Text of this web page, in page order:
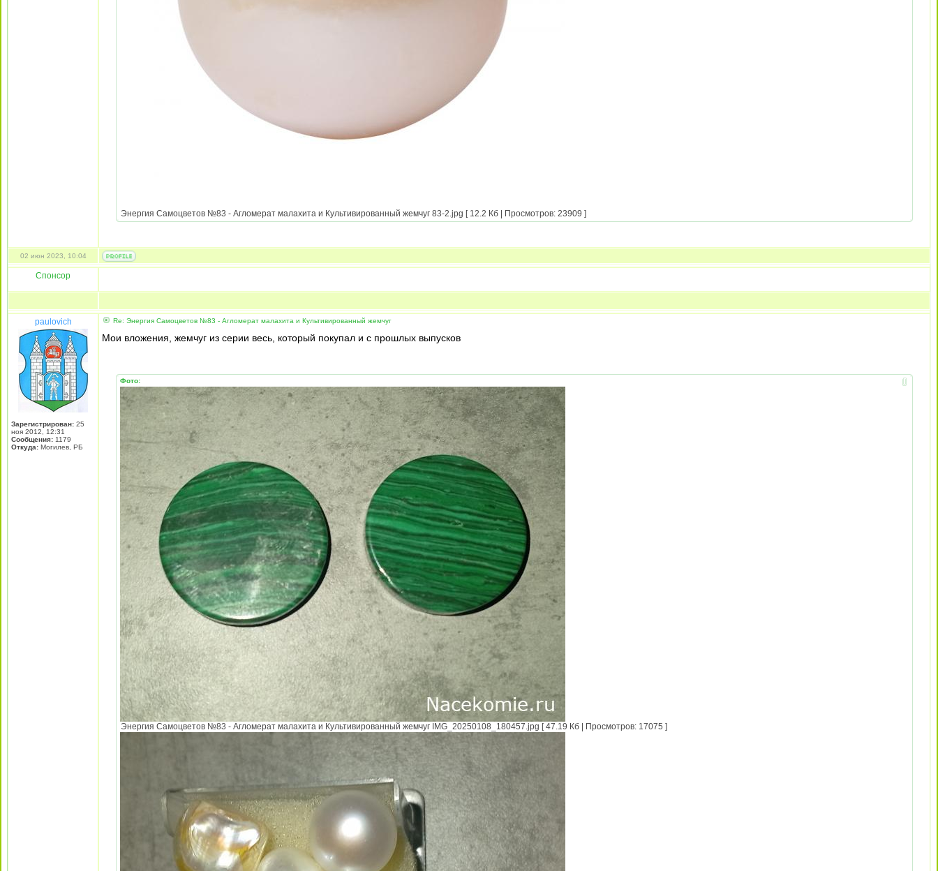
Энергия Самоцветов №83 - Агломерат малахита и Культивированный жемчуг 83-2.jpg [ 12.2 Кб | Просмотров: 23909 ]
02 июн 2023, 10:04
Спонсор
paulovich
Зарегистрирован: 25
ноя 2012, 12:31
Сообщения: 1179
Откуда: Могилев, РБ
Re: Энергия Самоцветов №83 - Агломерат малахита и Культивированный жемчуг
Мои вложения, жемчуг из серии весь, который покупал и с прошлых выпусков
Фото:
Энергия Самоцветов №83 - Агломерат малахита и Культивированный жемчуг IMG_20250108_180457.jpg [ 47.19 Кб | Просмотров: 17075 ]